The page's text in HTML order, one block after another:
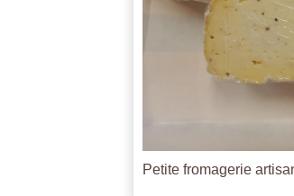
Petite fromagerie